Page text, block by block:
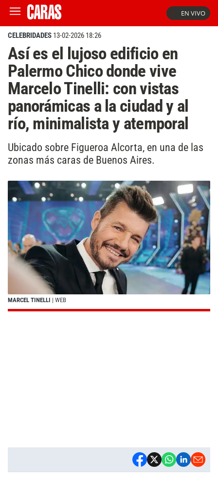
EN VIVO
CELEBRIDADES 13-02-2026 18:26
Así es el lujoso edificio en
Palermo Chico donde vive
Marcelo Tinelli: con vistas
panorámicas a la ciudad y al
río, minimalista y atemporal
Ubicado sobre Figueroa Alcorta, en una de las
zonas más caras de Buenos Aires.
MARCEL TINELLI | WEB